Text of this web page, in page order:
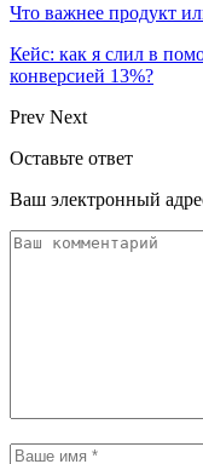
Что важнее продукт
Кейс: как я слил в
конверсией 13%?
Prev Next
Оставьте ответ
Ваш электронный